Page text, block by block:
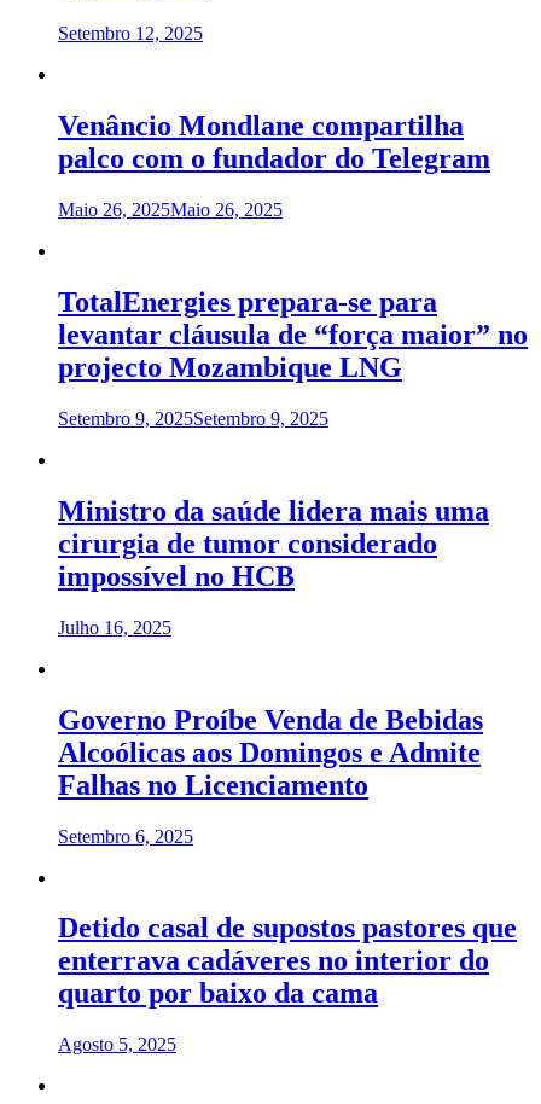
Setembro 12, 2025
Venâncio Mondlane compartilha
palco com o fundador do Telegram
Maio 26, 2025Maio 26, 2025
TotalEnergies prepara-se para
levantar cláusula de “força maior” no
projecto Mozambique LNG
Setembro 9, 2025Setembro 9, 2025
Ministro da saúde lidera mais uma
cirurgia de tumor considerado
impossível no HCB
Julho 16, 2025
Governo Proíbe Venda de Bebidas
Alcoólicas aos Domingos e Admite
Falhas no Licenciamento
Setembro 6, 2025
Detido casal de supostos pastores que
enterrava cadáveres no interior do
quarto por baixo da cama
Agosto 5, 2025